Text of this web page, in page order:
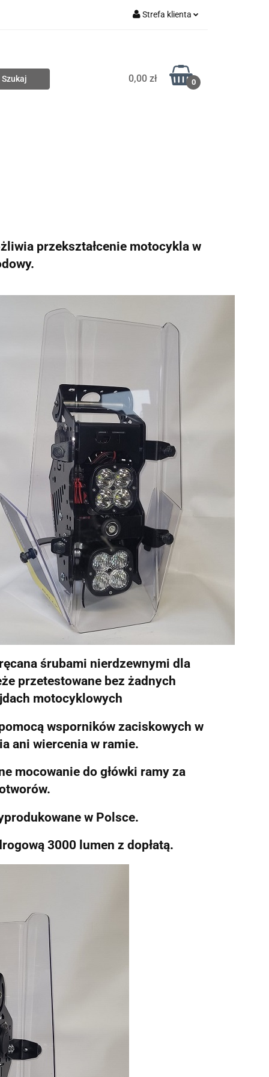
Strefa klienta
Zarejestruj się
Dodaj zgłoszenie
0,00 zł 0
przekształcenie motocykla w
śrubami nierdzewnymi dla
przetestowane bez żadnych
motocyklowych
wsporników zaciskowych w
ani wiercenia w ramie.
mocowanie do główki ramy za
w Polsce.
3000 lumen z dopłatą.